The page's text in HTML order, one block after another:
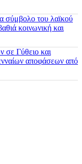
σύμβολο του λαϊκού
κοινωνική και
σε Γύθειο και
αποφάσεων από